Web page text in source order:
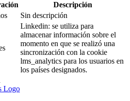
Descripción
Sin descripción
Linkedin: se utiliza para
almacenar información sobre el
momento en que se realizó una
sincronización con la cookie
lms_analytics para los usuarios en
los países designados.